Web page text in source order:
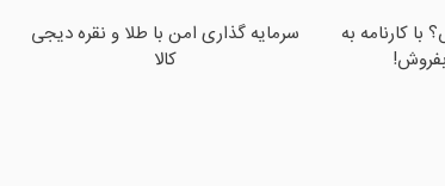
با کارنامه به
سرمایه گذاری امن با طلا و نقره دیجی
کالا